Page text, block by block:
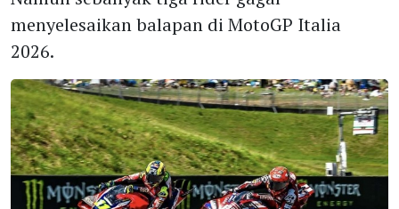
menyelesaikan balapan di MotoGP Italia
2026.